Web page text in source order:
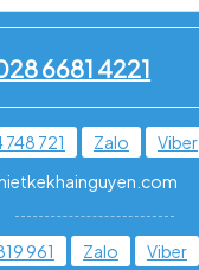
6681 4221
721 Zalo
Viber
961 Zalo
Viber